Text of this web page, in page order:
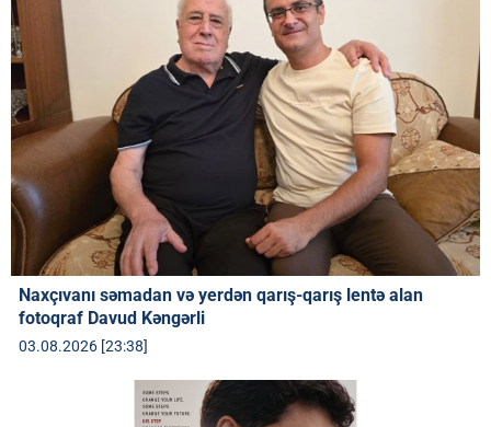
Naxçıvanı səmadan və yerdən qarış-qarış lentə alan
fotoqraf Davud Kəngərli
03.08.2026 [23:38]